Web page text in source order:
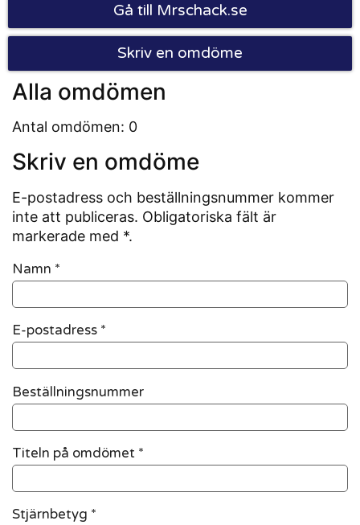
Gå till Mrschack.se
Skriv en omdöme
Alla omdömen
Antal omdömen: 0
Skriv en omdöme
E-postadress och beställningsnummer kommer
inte att publiceras. Obligatoriska fält är
markerade med *.
Namn *
E-postadress *
Beställningsnummer
Titeln på omdömet *
Stjärnbetyg *